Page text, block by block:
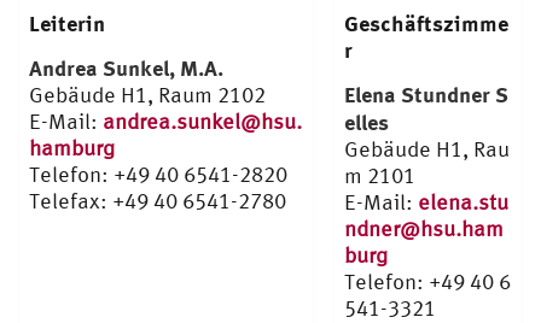
Leiterin
Andrea Sunkel, M.A.
Gebäude H1, Raum 2102
E-Mail: andrea.sunkel@hsu.
hamburg
Telefon: +49 40 6541-2820
Telefax: +49 40 6541-2780
Geschäftszimme
r
Elena Stundner S
elles
Gebäude H1, Rau
m 2101
E-Mail: elena.stu
ndner@hsu.ham
burg
Telefon: +49 40 6
541-3321